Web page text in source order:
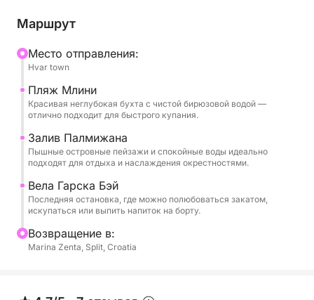
мелководьем и бирюзовой водой — идеально
сноркелинга. Оттуда катер направится к бухте
Пальмижана, живописному островному месту,
известному своими соснами, пляжными барами и
спокойной обстановкой. Затем мы достигнем
бухты Вела Гаршка, вашей конечной остановки
для купания или просто отдыха с напитком на
борту, пока солнце опускается за горизонт.
Этот тур идеально подходит для пар или
небольших групп, желающих отдохнуть в
спокойной обстановке без спешки и толпы. Сама
поездка на катере живописна и плавна, а время
Маршрут
Mесто отправления:
Hvar town
Пляж Млини
Красивая неглубокая бухта с чистой бирюзовой водой —
отлично подходит для быстрого купания.
Залив Палмижана
Пышные островные пейзажи и спокойные воды идеально
подходят для отдыха и наслаждения окрестностями.
Вела Гарска Бэй
Последняя остановка, где можно полюбоваться закатом,
искупаться или выпить напиток на борту.
Bозвращение в:
Marina Zenta, Split, Croatia